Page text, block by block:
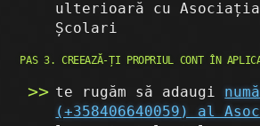
ulterioară cu
Școlari
PAS 3. CREEAZĂ-ȚI PROPRIUL CONT ÎN
te rugăm să adaugi
(+358406640059) al